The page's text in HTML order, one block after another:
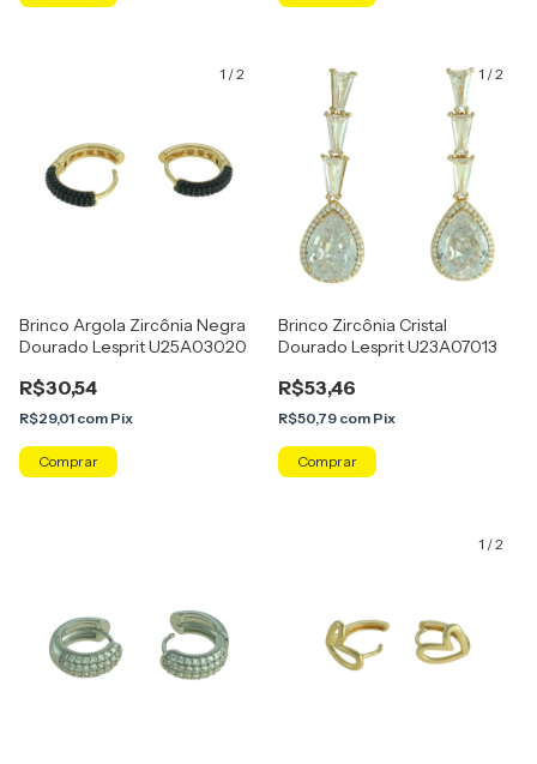
1 /2
Brinco Argola Zircônia Negra
Dourado Lesprit U25A03020
R$30,54
R$29,01 com Pix
1 /2
Brinco Zircônia Cristal
Dourado Lesprit U23A07013
R$53,46
R$50,79 com Pix
1 /2